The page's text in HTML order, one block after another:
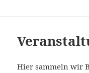
Hier sammeln wir